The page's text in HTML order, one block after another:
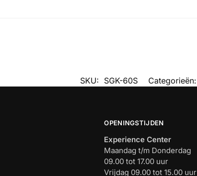
SKU: SGK-60S Categorieën:
OPENINGSTIJDEN
Experience Center
Maandag t/m Donderdag
09.00 tot 17.00 uur
Vrijdag 09.00 tot 15.00 uur